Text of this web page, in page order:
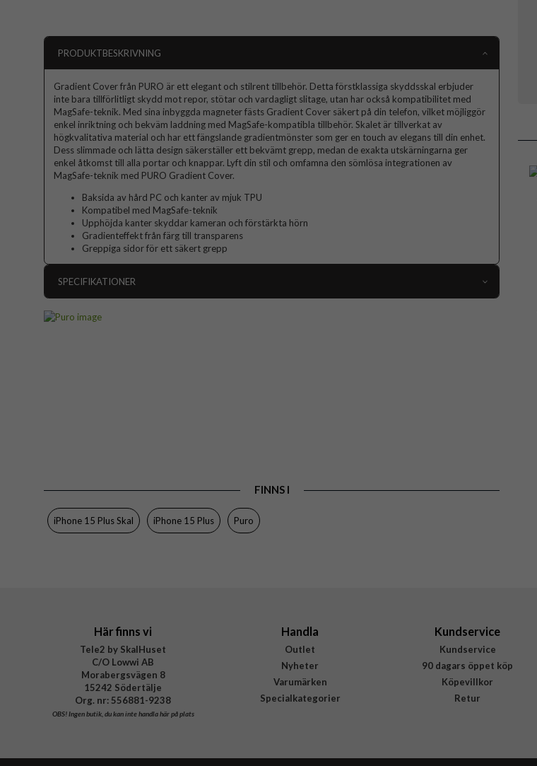
PRODUKTBESKRIVNING
Gradient Cover från PURO är ett elegant och stilrent tillbehör. Detta förstklassiga skyddsskal erbjuder
inte bara tillförlitligt skydd mot repor, stötar och vardagligt slitage, utan har också kompatibilitet med
MagSafe-teknik. Med sina inbyggda magneter fästs Gradient Cover säkert på din telefon, vilket möjliggör
enkel inriktning och bekväm laddning med MagSafe-kompatibla tillbehör. Skalet är tillverkat av
högkvalitativa material och har ett fängslande gradientmönster som ger en touch av elegans till din enhet.
Dess slimmade och lätta design säkerställer ett bekvämt grepp, medan de exakta utskärningarna ger
enkel åtkomst till alla portar och knappar. Lyft din stil och omfamna den sömlösa integrationen av
MagSafe-teknik med PURO Gradient Cover.
Baksida av hård PC och kanter av mjuk TPU
Kompatibel med MagSafe-teknik
Upphöjda kanter skyddar kameran och förstärkta hörn
Gradienteffekt från färg till transparens
Greppiga sidor för ett säkert grepp
SPECIFIKATIONER
EAN
8018417456053
FINNS I
iPhone 15 Plus Skal iPhone 15 Plus Puro
Här finns vi
Tele2 by SkalHuset
C/O Lowwi AB
Morabergsvägen 8
15242 Södertälje
Org. nr: 556881-9238
OBS!Ingen butik, du kan inte handla här på plats
Handla
Outlet
Nyheter
Varumärken
Specialkategorier
Kundservice
Kundservice
90 dagars öppet köp
Köpevillkor
Retur